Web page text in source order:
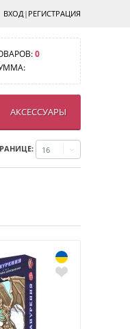
ВХОД| РЕГИСТРАЦИЯ
0
АКСЕССУАРЫ
16